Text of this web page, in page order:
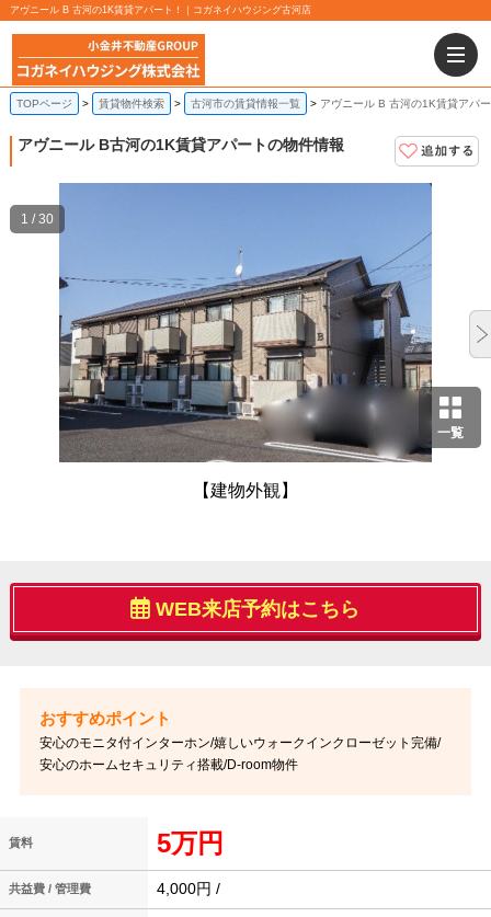
アヴニール B 古河の1K賃貸アパート！｜コガネイハウジング古河店
TOPページ 賃貸物件検索 古河市の賃貸情報一覧 アヴニール B 古河の1K賃貸アパ
アヴニール B古河の1K賃貸アパートの物件情報
一覧
【建物外観】
1 / 30
WEB来店予約はこちら
安心のモニタ付インターホン/嬉しいウォークインクローゼット完備/
安心のホームセキュリティ搭載/D-room物件
賃料 5万円
共益費 / 管理費 4,000円 /